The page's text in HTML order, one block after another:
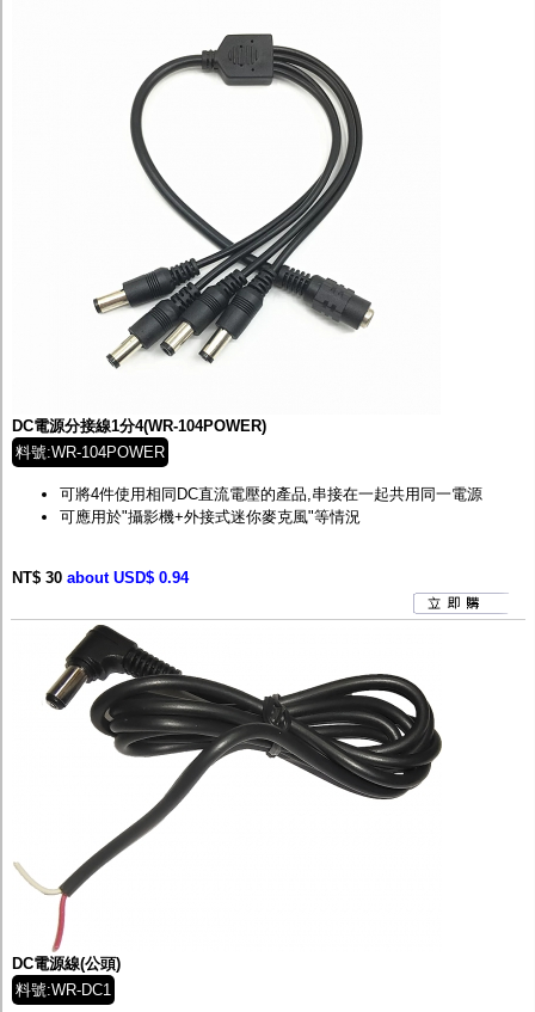
DC電源分接線1分4(WR-104POWER)
料號:WR-104POWER
可將4件使用相同DC直流電壓的產品,串接在一起共用同一電源
可應用於"攝影機+外接式迷你麥克風"等情況
NT$ 30 about USD$ 0.94
DC電源線(公頭)
料號:WR-DC1